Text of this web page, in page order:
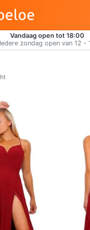
Vandaag open tot 18:00
Iedere zondag open van 12 -